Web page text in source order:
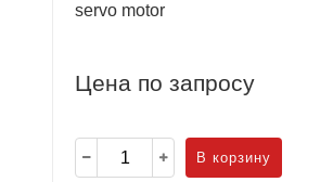
servo motor
Цена по запросу
В корзину